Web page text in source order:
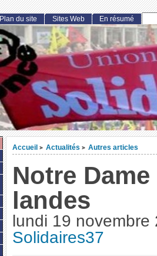
Accueil > Actualités > Autres articles
Notre
landes
lundi 19 novembre
Solidaires37
Plan du site Sites Web En résumé